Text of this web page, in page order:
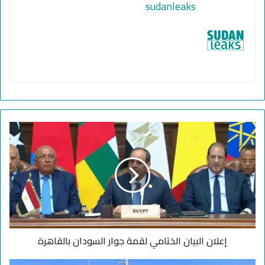
sudanleaks
إ
ع
ل
ا
ن
ا
ل
ب
ي
إعلان البيان الختامي لقمة جوار السودان بالقاهرة